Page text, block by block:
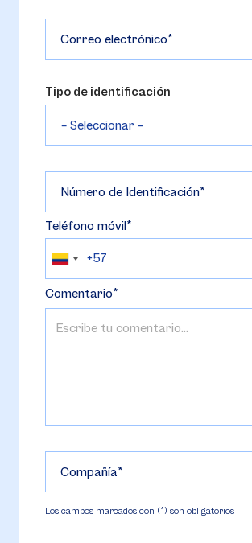
Correo electrónico
Tipo de identificación
Número de Identificación
Teléfono móvil
Comentario
Compañía
Los campos marcados con (*) son obligatorios